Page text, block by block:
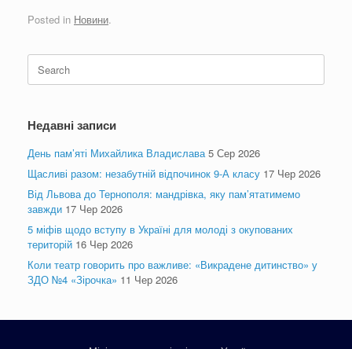
Posted in Новини.
Search
for:
Недавні записи
День пам’яті Михайлика Владислава 5 Сер 2026
Щасливі разом: незабутній відпочинок 9-А класу 17 Чер 2026
Від Львова до Тернополя: мандрівка, яку пам’ятатимемо
завжди 17 Чер 2026
5 міфів щодо вступу в Україні для молоді з окупованих
територій 16 Чер 2026
Коли театр говорить про важливе: «Викрадене дитинство» у
ЗДО №4 «Зірочка» 11 Чер 2026